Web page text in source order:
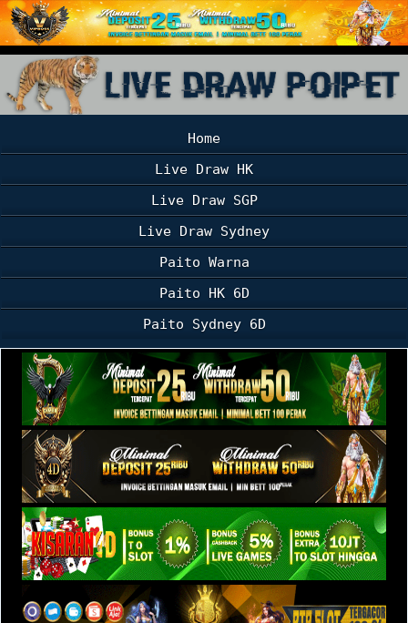
Home
Live Draw HK
Live Draw SGP
Live Draw Sydney
Paito Warna
Paito HK 6D
Paito Sydney 6D